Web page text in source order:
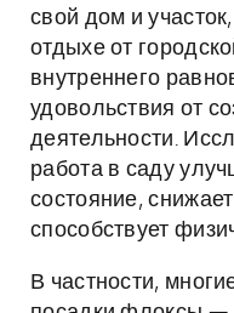
свой дом и
отдыхе от
внутреннего
удовольствия от
деятельности.
работа в саду
состояние,
способствует
В частности,